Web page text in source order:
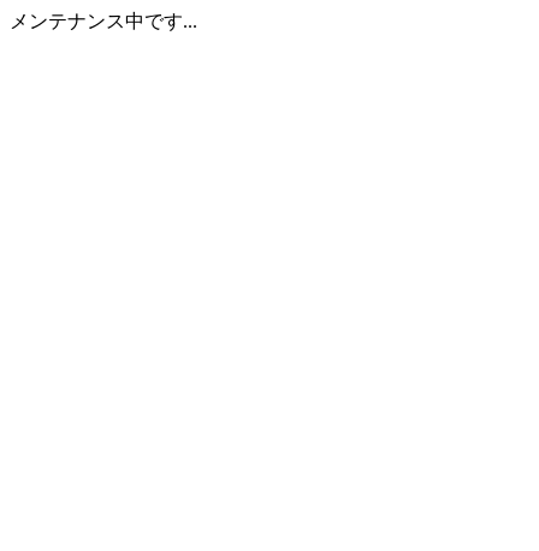
メンテナンス中です...